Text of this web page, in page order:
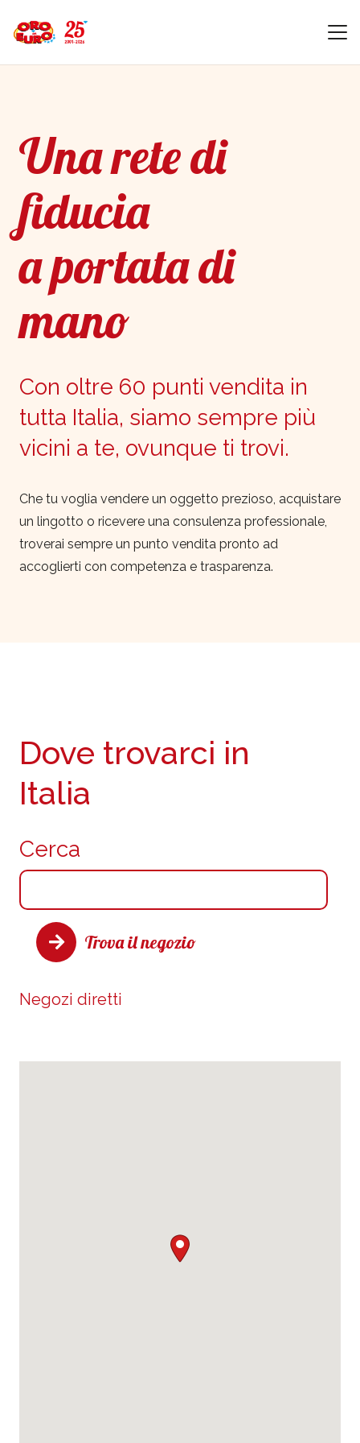
Una rete di
fiducia
a portata di
mano
Con oltre 60 punti vendita in
tutta Italia, siamo sempre più
vicini a te, ovunque ti trovi.
Che tu voglia vendere un oggetto prezioso, acquistare
un lingotto o ricevere una consulenza professionale,
troverai sempre un punto vendita pronto ad
accoglierti con competenza e trasparenza.
Cerca
Trova il negozio
Dove trovarci in
Italia
Negozi diretti